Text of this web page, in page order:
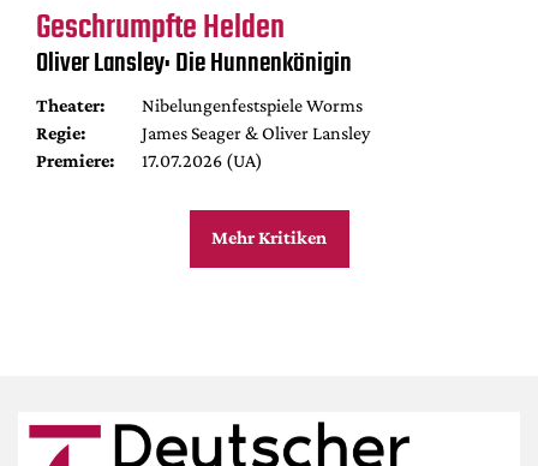
Geschrumpfte Helden
Oliver Lansley: Die Hunnenkönigin
Theater:
Nibelungenfestspiele Worms
Regie:
James Seager & Oliver Lansley
Premiere:
17.07.2026 (UA)
Mehr Kritiken